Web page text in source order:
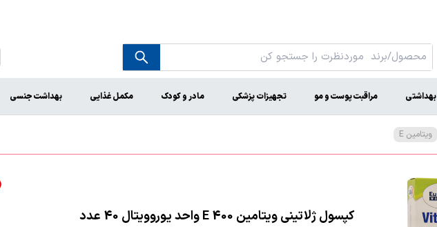
بهداشتی مراقبت پوست و مو تجهیزات پزشکی مادر و کودک مکمل غذایی بهداشت جنسی
ویتامین E
کپسول ژلاتینی ویتامین E 400 واحد یوروویتال 40 عدد